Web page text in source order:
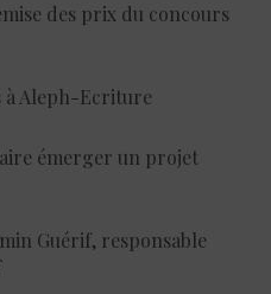
des prix du concours
à Aleph-Ecriture
émerger un projet
Guérif, responsable